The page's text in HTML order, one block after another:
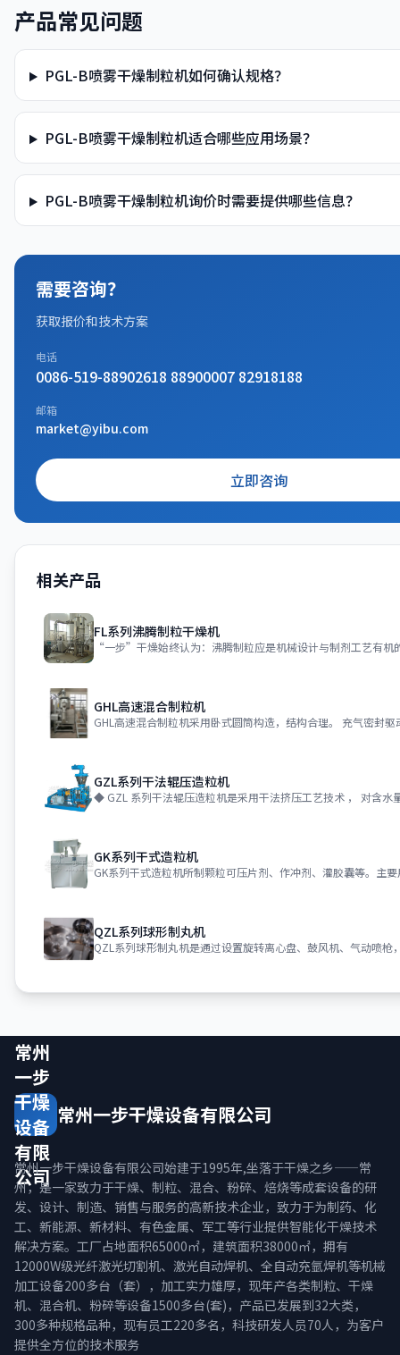
产品常见问题
PGL-B喷雾干燥制粒机如何确认规格？
PGL-B喷雾干燥制粒机适合哪些应用场景？
PGL-B喷雾干燥制粒机询价时需要提供哪些信息？
需要咨询？
获取报价和技术方案
电话
0086-519-88902618 88900007 82918188
邮箱
market@yibu.com
立即咨询
相关产品
FL系列沸腾制粒干燥机
GHL高速混合制粒机
GZL系列干法辊压造粒机
◆ GZL 系列干法辊压造粒机是采用干法挤压工艺技术 ， 对含水
GK系列干式造粒机
QZL系列球形制丸机
常州
一步
干燥
设备
有限
公司
常州一步干燥设备有限公司
常州一步干燥设备有限公司始建于1995年,坐落于干燥之乡——常
州，是一家致力于干燥、制粒、混合、粉碎、焙烧等成套设备的研
发、设计、制造、销售与服务的高新技术企业，致力于为制药、化
工、新能源、新材料、有色金属、军工等行业提供智能化干燥技术
解决方案。工厂占地面积65000㎡，建筑面积38000㎡，拥有
12000W级光纤激光切割机、激光自动焊机、全自动充氩焊机等机械
加工设备200多台（套），加工实力雄厚，现年产各类制粒、干燥
机、混合机、粉碎等设备1500多台(套)，产品已发展到32大类，
300多种规格品种，现有员工220多名，科技研发人员70人，为客户
提供全方位的技术服务